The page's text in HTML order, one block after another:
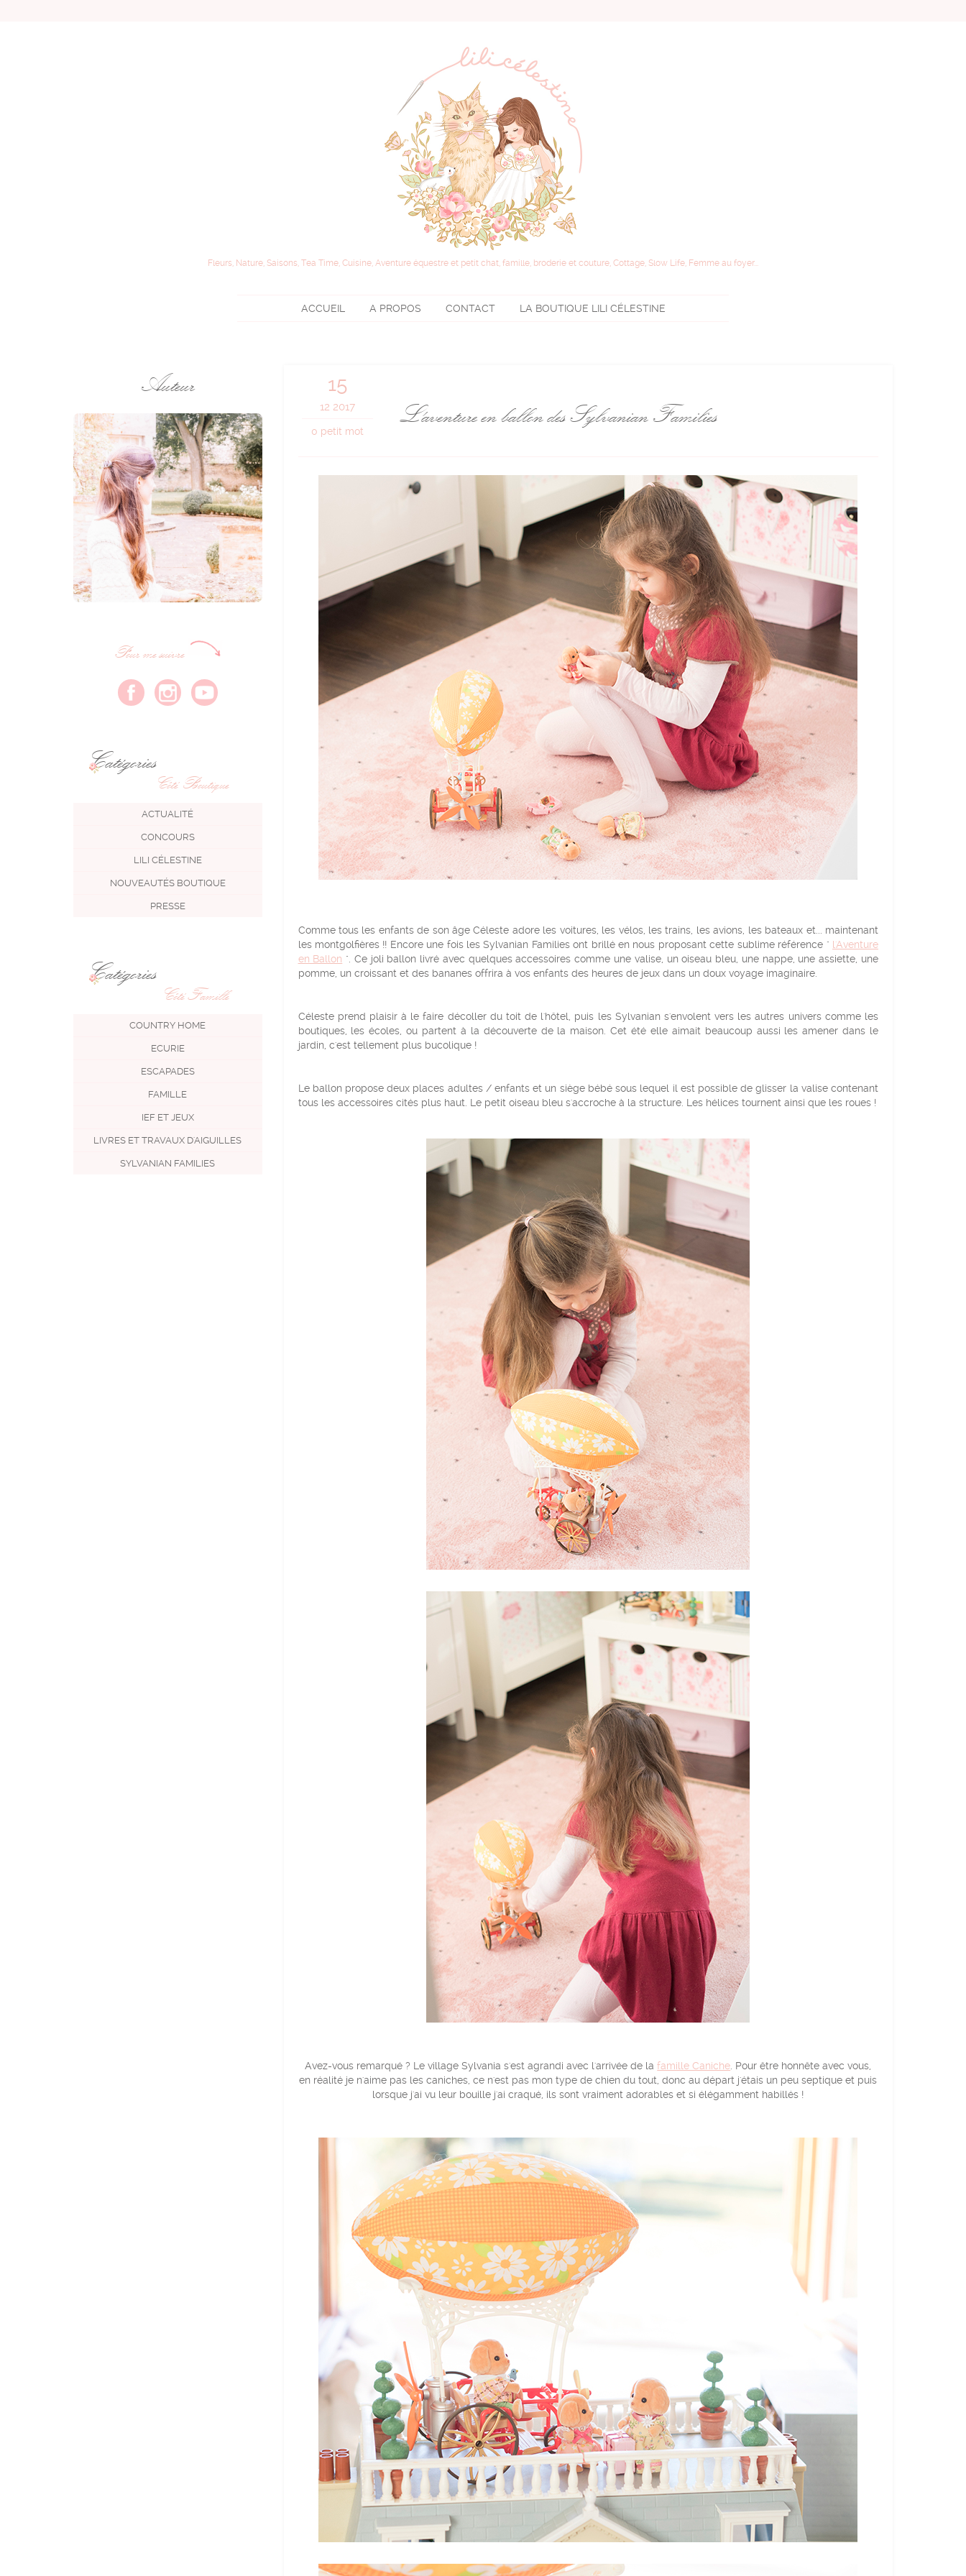
Fleurs, Nature, Saisons, Tea Time, Cuisine, Aventure équestre et petit chat, famille, broderie et couture, Cottage, Slow Life, Femme au foyer...
ACCUEIL A PROPOS CONTACT LA BOUTIQUE LILI CÉLESTINE
Auteur
Pour me suivre
Catégories
Côté Boutique
ACTUALITÉ
CONCOURS
LILI CÉLESTINE
NOUVEAUTÉS BOUTIQUE
PRESSE
Catégories
Côté Famille
COUNTRY HOME
ECURIE
ESCAPADES
FAMILLE
IEF ET JEUX
LIVRES ET TRAVAUX D'AIGUILLES
SYLVANIAN FAMILIES
15
12 2017
0 petit mot
L'aventure en ballon des Sylvanian Families
Comme tous les enfants de son âge Céleste adore les voitures, les vélos, les trains, les avions, les bateaux et... maintenant
les montgolfières !! Encore une fois les Sylvanian Families ont brillé en nous proposant cette sublime référence " l'Aventure
en Ballon ". Ce joli ballon livré avec quelques accessoires comme une valise, un oiseau bleu, une nappe, une assiette, une
pomme, un croissant et des bananes offrira à vos enfants des heures de jeux dans un doux voyage imaginaire.
Céleste prend plaisir à le faire décoller du toit de l'hôtel, puis les Sylvanian s'envolent vers les autres univers comme les
boutiques, les écoles, ou partent à la découverte de la maison. Cet été elle aimait beaucoup aussi les amener dans le
jardin, c'est tellement plus bucolique !
Le ballon propose deux places adultes / enfants et un siège bébé sous lequel il est possible de glisser la valise contenant
tous les accessoires cités plus haut. Le petit oiseau bleu s'accroche à la structure. Les hélices tournent ainsi que les roues !
Avez-vous remarqué ? Le village Sylvania s'est agrandi avec l'arrivée de lafamille Caniche . Pour être honnête avec vous,
en réalité je n'aime pas les caniches, ce n'est pas mon type de chien du tout, donc au départ j'étais un peu septique et puis
lorsque j'ai vu leur bouille j'ai craqué, ils sont vraiment adorables et si élégamment habillés !